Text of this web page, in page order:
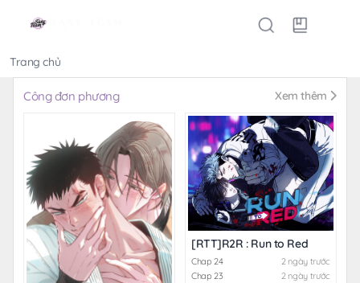
Trang chủ
Công đơn phương Xem thêm
[RTT]R2R : Run to Red
Chap 24
2 ngày trước
Chap 23
2 ngày trước